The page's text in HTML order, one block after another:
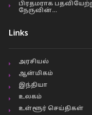
பிரதமராக
நேருவின்…
Links
அரசியல்
ஆன்மிகம்
இந்தியா
உலகம்
உள்ளூர் செய்திகள்